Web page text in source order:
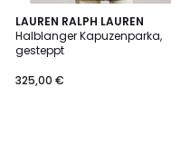
LAUREN RALPH LAUREN
Halblanger Kapuzenparka,
gesteppt
325,00 €